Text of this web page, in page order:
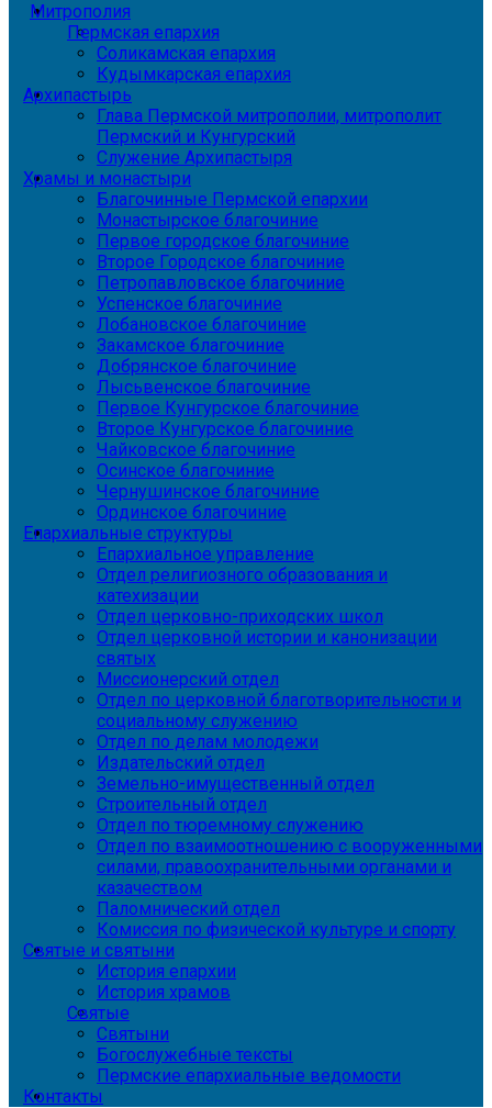
Митрополия
Пермская епархия
Соликамская епархия
Кудымкарская епархия
Архипастырь
Глава Пермской митрополии, митрополит
Пермский и Кунгурский
Служение Архипастыря
Храмы и монастыри
Благочинные Пермской епархии
Монастырское благочиние
Первое городское благочиние
Второе Городское благочиние
Петропавловское благочиние
Успенское благочиние
Лобановское благочиние
Закамское благочиние
Добрянское благочиние
Лысьвенское благочиние
Первое Кунгурское благочиние
Второе Кунгурское благочиние
Чайковское благочиние
Осинское благочиние
Чернушинское благочиние
Ординское благочиние
Епархиальные структуры
Епархиальное управление
Отдел религиозного образования и
катехизации
Отдел церковно-приходских школ
Отдел церковной истории и канонизации
святых
Миссионерский отдел
Отдел по церковной благотворительности и
социальному служению
Отдел по делам молодежи
Издательский отдел
Земельно-имущественный отдел
Строительный отдел
Отдел по тюремному служению
Отдел по взаимоотношению с вооруженными
силами, правоохранительными органами и
казачеством
Паломнический отдел
Комиссия по физической культуре и спорту
Святые и святыни
История епархии
История храмов
Святые
Святыни
Богослужебные тексты
Пермские епархиальные ведомости
Контакты